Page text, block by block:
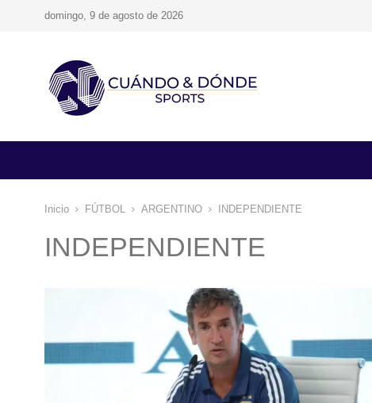
domingo, 9 de agosto de 2026
Inicio
FÚTBOL ARGENTINO INDEPENDIENTE
INDEPENDIENTE